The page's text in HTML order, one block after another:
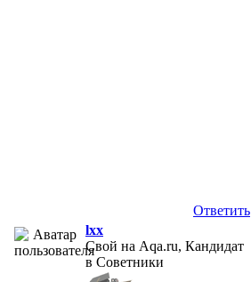
Ответить
lxx
Свой на Aqa.ru, Кандидат
в Советники